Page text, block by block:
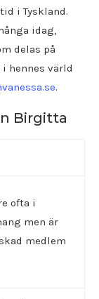
i Tyskland.
idag,
delas på
hennes värld
.
Birgitta
ofta i
men är
medlem